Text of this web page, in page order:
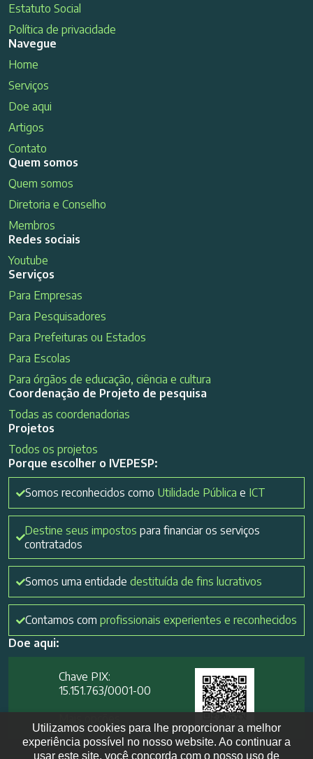
Estatuto Social
Política de privacidade
Navegue
Home
Serviços
Doe aqui
Artigos
Contato
Quem somos
Quem somos
Diretoria e Conselho
Membros
Redes sociais
Youtube
Serviços
Para Empresas
Para Pesquisadores
Para Prefeituras ou Estados
Para Escolas
Para órgãos de educação, ciência e cultura
Coordenação de Projeto de pesquisa
Todas as coordenadorias
Projetos
Todos os projetos
Porque escolher o IVEPESP:
Somos reconhecidos como Utilidade Pública e ICT
Destine seus impostos para financiar os serviços
contratados
Somos uma entidade destituída de fins lucrativos
Contamos com profissionais experientes e reconhecidos
Doe aqui:
Chave PIX:
15.151.763/0001-00​
Utilizamos cookies para lhe proporcionar a melhor
experiência possível no nosso website. Ao continuar a
usar este site, você concorda com o nosso uso de